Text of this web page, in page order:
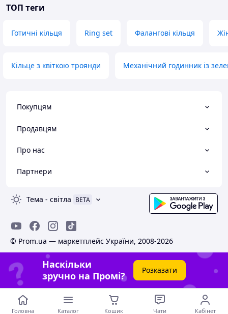
ТОП теги
Готичні кільця Ring set Фалангові кільця
Кільце з квіткою троянди Механічний годинник із
Покупцям
Продавцям
Про нас
Партнери
Тема - світла BETA
© Prom.ua — маркетплейс України, 2008-2026
Наскільки
зручно на Промі?
Розказати
Головна Каталог Кошик Чати Кабінет